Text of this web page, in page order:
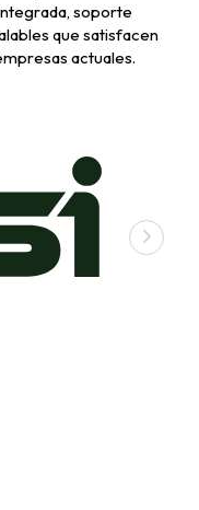
soporte
que satisfacen
actuales.